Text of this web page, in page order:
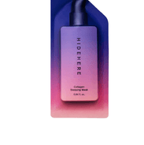
ilustrativas. Algunos
de cosmética. Chequear la